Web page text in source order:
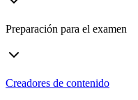
Preparación para el examen
Creadores de contenido